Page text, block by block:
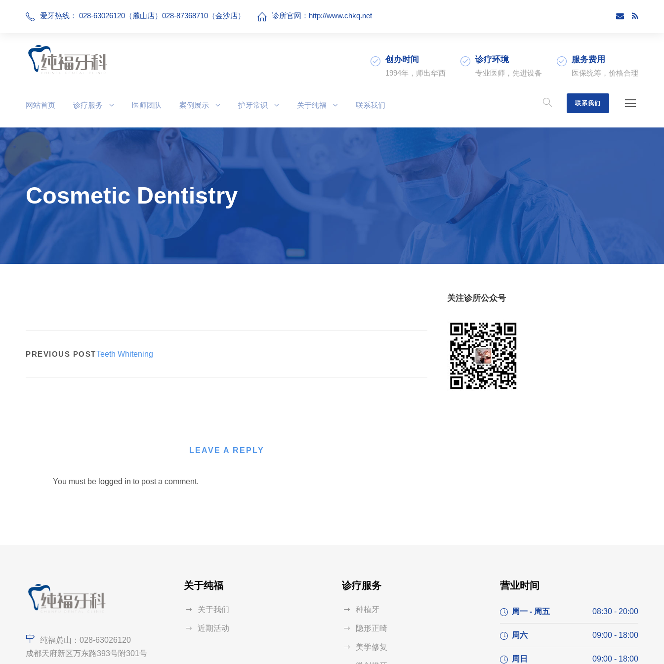
爱牙热线： 028-63026120（麓山店）028-87368710（金沙店） 诊所官网： http://www.chkq.net
创办时间
1994年，师出华西
诊疗环境
专业医师，先进设备
服务费用
医保统筹，价格合理
网站首页 诊疗服务 医师团队 案例展示 护牙常识 关于纯福 联系我们 联系我们
Cosmetic Dentistry
PREVIOUS POSTTeeth Whitening
LEAVE A REPLY
You must be logged in to post a comment.
关注诊所公众号
纯福麓山：028-63026120
成都天府新区万东路393号附301号
关于纯福
关于我们
近期活动
诊疗服务
种植牙
隐形正畸
美学修复
营业时间
周一 - 周五 08:30 - 20:00
周六 09:00 - 18:00
周日 09:00 - 18:00